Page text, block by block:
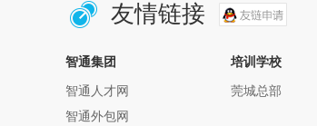
友情链接
智通集团
智通人才网
智通外包网
培训学校
莞城总部